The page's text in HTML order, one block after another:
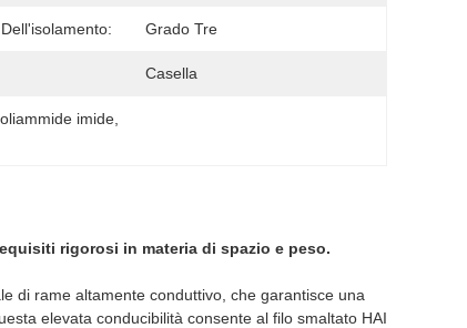
Grado Tre
Casella
imide
rigorosi in materia di spazio e peso.
di rame altamente conduttivo, che garantisce una
elevata conducibilità consente al filo smaltato HAI